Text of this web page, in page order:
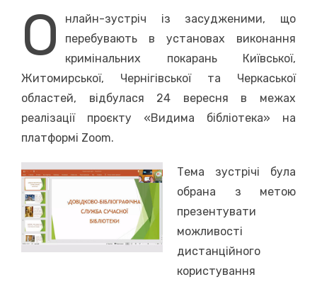
О
нлайн-зустріч із засудженими, що
перебувають в установах виконання
кримінальних покарань Київської,
Житомирської, Чернігівської та Черкаської
областей, відбулася 24 вересня в межах
реалізації проєкту «Видима бібліотека» на
платформі Zoom.
Тема зустрічі була
обрана з метою
презентувати
можливості
дистанційного
користування